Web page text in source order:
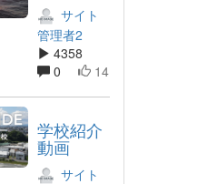
サイト
管理者2
4358
0
14
学校紹介
動画
サイト